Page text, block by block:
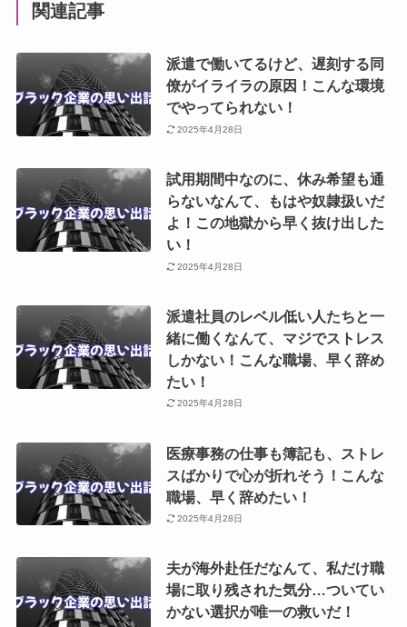
関連記事
派遣で働いてるけど、遅刻する同
僚がイライラの原因！こんな環境
でやってられない！
2025年4月28日
試用期間中なのに、休み希望も通
らないなんて、もはや奴隷扱いだ
よ！この地獄から早く抜け出した
い！
2025年4月28日
派遣社員のレベル低い人たちと一
緒に働くなんて、マジでストレス
しかない！こんな職場、早く辞め
たい！
2025年4月28日
医療事務の仕事も簿記も、ストレ
スばかりで心が折れそう！こんな
職場、早く辞めたい！
2025年4月28日
夫が海外赴任だなんて、私だけ職
場に取り残された気分…ついてい
かない選択が唯一の救いだ！